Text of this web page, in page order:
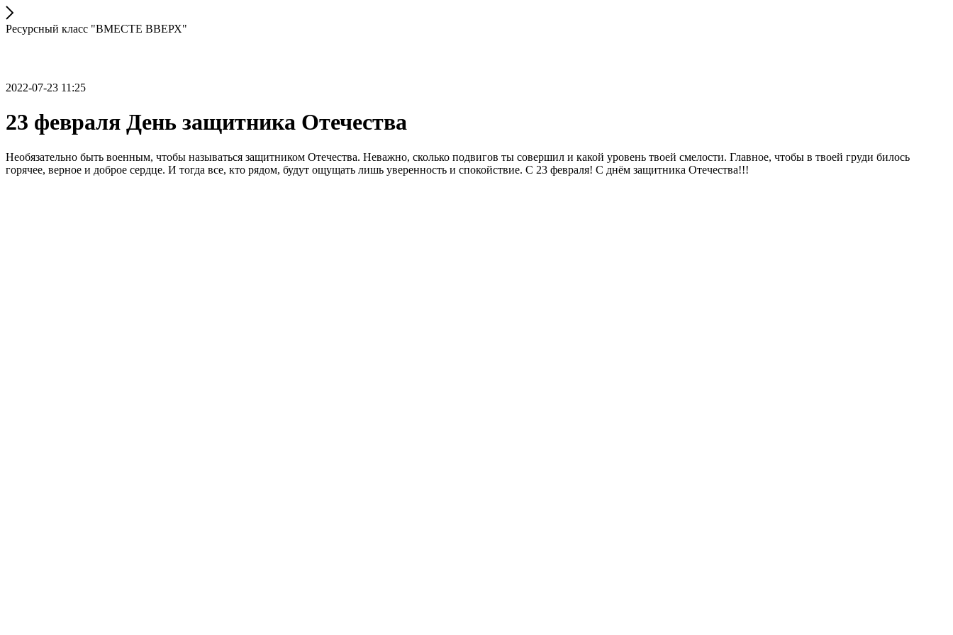
Ресурсный класс "ВМЕСТЕ ВВЕРХ"
2022-07-23 11:25
23 февраля День защитника Отечества
Необязательно быть военным, чтобы называться защитником Отечества. Неважно, сколько подвигов ты совершил и какой уровень твоей смелости. Главное, чтобы в твоей груди билось
горячее, верное и доброе сердце. И тогда все, кто рядом, будут ощущать лишь уверенность и спокойствие. С 23 февраля! С днём защитника Отечества!!!